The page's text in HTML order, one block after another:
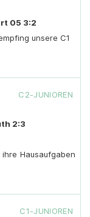
05 3:2
unsere C1
C2-JUNIOREN
2:3
Hausaufgaben
C1-JUNIOREN